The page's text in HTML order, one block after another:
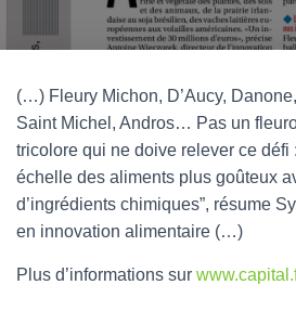
(…) Fleury Michon, D’Aucy,
Saint Michel, Andros… Pas un
tricolore qui ne doive relever ce défi
échelle des aliments plus goûteux
d’ingrédients chimiques”, résume
en innovation alimentaire (…)
Plus d’informations sur